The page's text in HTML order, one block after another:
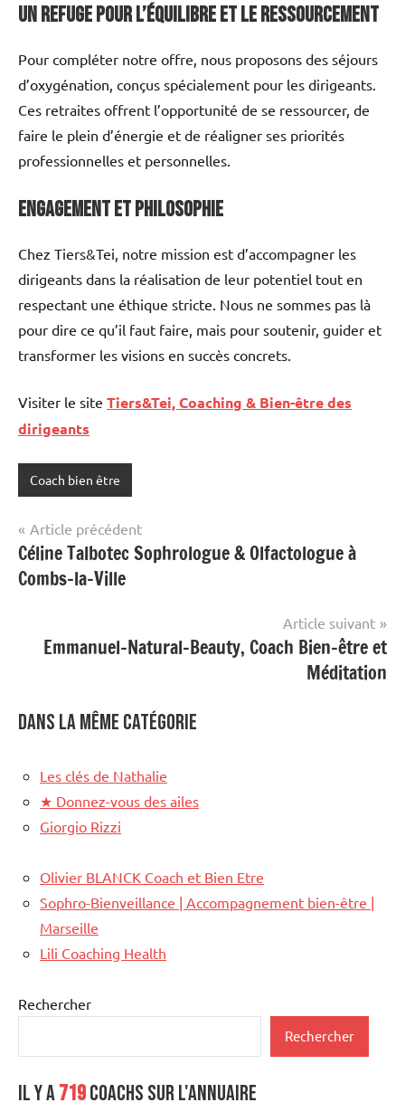
Un Refuge pour l’Équilibre et le Ressourcement
Pour compléter notre offre, nous proposons des séjours
d’oxygénation, conçus spécialement pour les dirigeants.
Ces retraites offrent l’opportunité de se ressourcer, de
faire le plein d’énergie et de réaligner ses priorités
professionnelles et personnelles.
Engagement et Philosophie
Chez Tiers&Tei, notre mission est d’accompagner les
dirigeants dans la réalisation de leur potentiel tout en
respectant une éthique stricte. Nous ne sommes pas là
pour dire ce qu’il faut faire, mais pour soutenir, guider et
transformer les visions en succès concrets.
Visiter le site Tiers&Tei, Coaching & Bien-être des
dirigeants
Coach bien être
Navigation
de
l’article
Article précédent
Céline Talbotec Sophrologue & Olfactologue à
Combs-la-Ville
Article suivant
Emmanuel-Natural-Beauty, Coach Bien-être et
Méditation
Dans la même catégorie
Les clés de Nathalie
★ Donnez-vous des ailes
Giorgio Rizzi
Olivier BLANCK Coach et Bien Etre
Sophro-Bienveillance | Accompagnement bien-être |
Marseille
Lili Coaching Health
Rechercher
Rechercher
Il y a719coachs sur l'annuaire